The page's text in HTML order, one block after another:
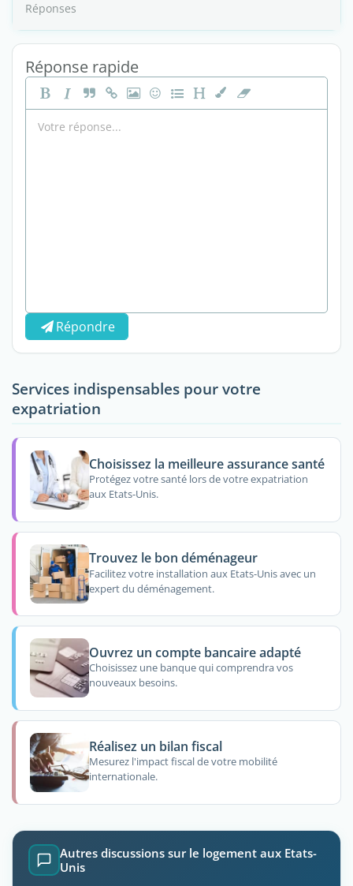
Réponses
Réponse rapide
Répondre
Services indispensables pour votre
expatriation
Choisissez la meilleure assurance santé
Protégez votre santé lors de votre expatriation
aux Etats-Unis.
Trouvez le bon déménageur
Facilitez votre installation aux Etats-Unis avec un
expert du déménagement.
Ouvrez un compte bancaire adapté
Choisissez une banque qui comprendra vos
nouveaux besoins.
Réalisez un bilan fiscal
Mesurez l'impact fiscal de votre mobilité
internationale.
Autres discussions sur le logement aux Etats-
Unis